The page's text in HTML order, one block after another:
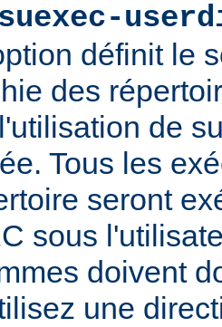
définit le
des
de
Tous les
seront
sous
doivent
une